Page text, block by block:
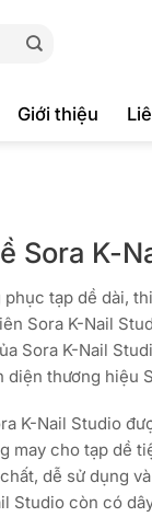
Giới thiệu
Sora K-
phục tạp dề dài,
Sora K-Nail
Sora K-Nail
diện thương hiệu
K-Nail Studio
may cho tạp dề
dễ sử dụng
Studio còn có